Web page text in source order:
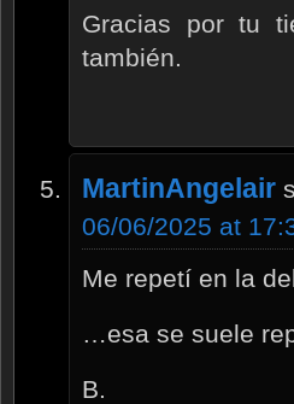
Gracias por tu
también.
MartinAngelair
06/06/2025 at
Me repetí en la
…esa se suele
B.